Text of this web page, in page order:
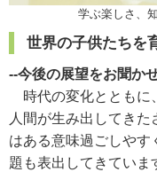
学ぶ楽しさ、
世界の子供たちを
--今後の展望をお聞か
時代の変化とともに
人間が生み出してき
はある意味過ごしやす
題も表出してきていま